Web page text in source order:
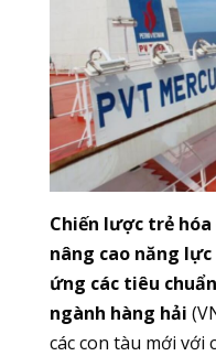
Chiến lược trẻ
nâng cao năng
ứng các tiêu
ngành hàng hải
các con tàu mới với